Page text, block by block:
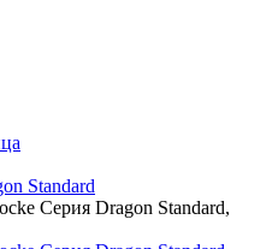
Standard
Серия Dragon Standard,